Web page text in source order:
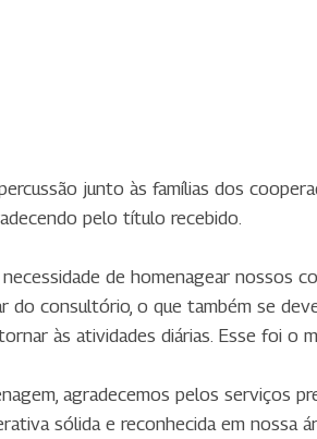
junto às famílias dos
pelo título recebido.
de homenagear nossos
do consultório, o que também se
às atividades diárias. Esse foi o
agradecemos pelos serviços
sólida e reconhecida em nossa